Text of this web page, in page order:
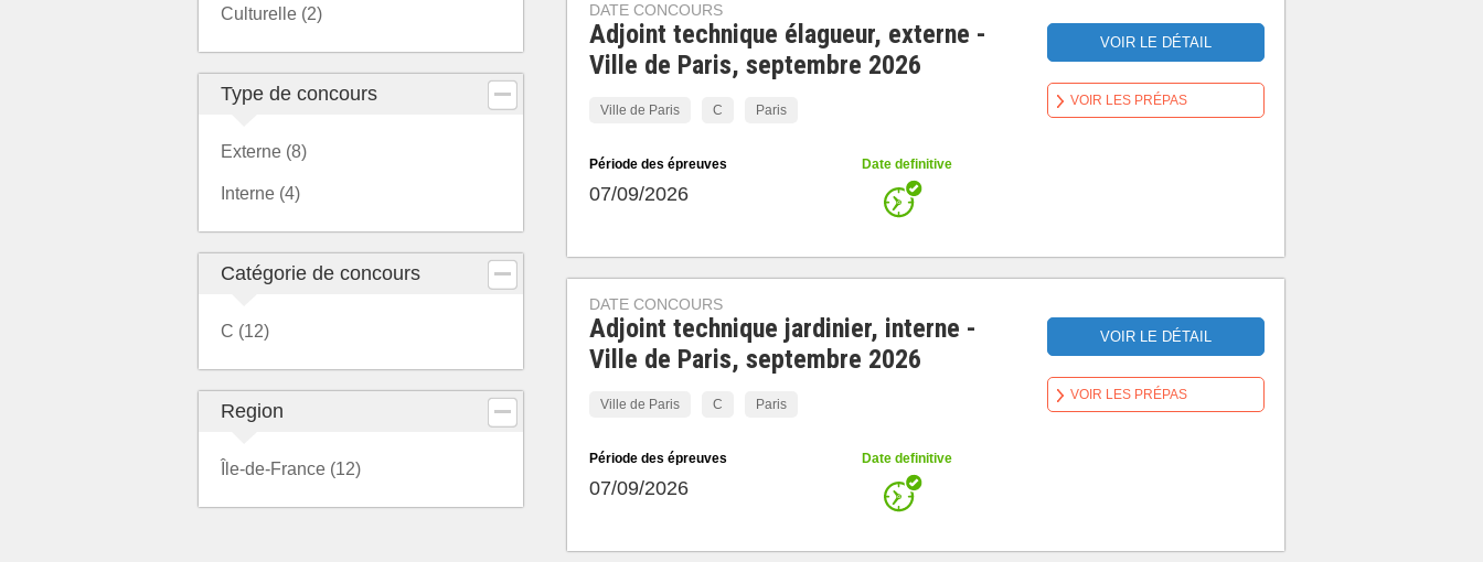
Culturelle (2)
Type de concours
Externe (8)
Interne (4)
Catégorie de concours
C (12)
Region
Île-de-France (12)
DATE CONCOURS
Adjoint technique élagueur, externe -
Ville de Paris, septembre 2026
Ville de Paris C Paris
Période des épreuves
07/09/2026
Date definitive
VOIR LE DÉTAIL
VOIR LES PRÉPAS
DATE CONCOURS
Adjoint technique jardinier, interne -
Ville de Paris, septembre 2026
Ville de Paris C Paris
Période des épreuves
07/09/2026
Date definitive
VOIR LE DÉTAIL
VOIR LES PRÉPAS